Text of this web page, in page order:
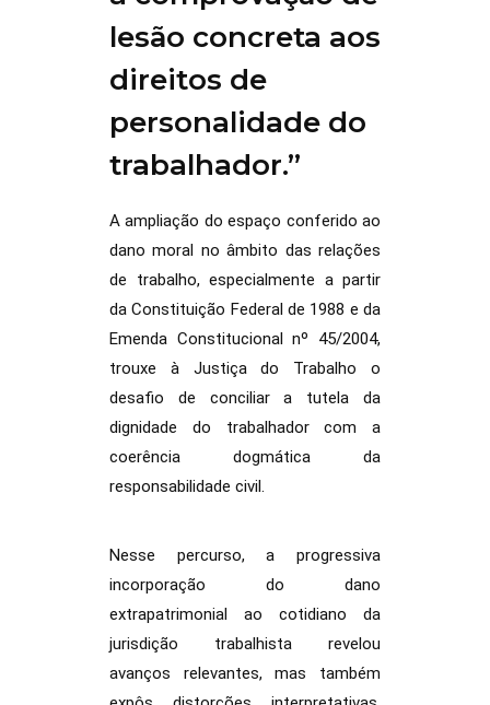
lesão concreta aos
direitos de
personalidade do
trabalhador.”
A ampliação do espaço conferido ao
dano moral no âmbito das relações
de trabalho, especialmente a partir
da Constituição Federal de 1988 e da
Emenda Constitucional nº 45/2004,
trouxe à Justiça do Trabalho o
desafio de conciliar a tutela da
dignidade do trabalhador com a
coerência dogmática da
responsabilidade civil.
Nesse percurso, a progressiva
incorporação do dano
extrapatrimonial ao cotidiano da
jurisdição trabalhista revelou
avanços relevantes, mas também